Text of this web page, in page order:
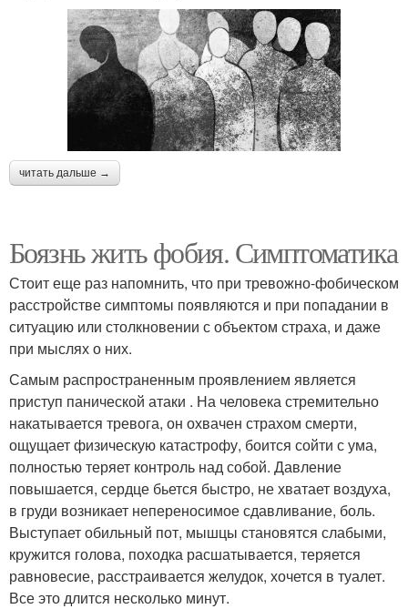
читать дальше →
Боязнь жить фобия. Симптоматика
Стоит еще раз напомнить, что при тревожно-фобическом
расстройстве симптомы появляются и при попадании в
ситуацию или столкновении с объектом страха, и даже
при мыслях о них.
Самым распространенным проявлением является
приступ панической атаки . На человека стремительно
накатывается тревога, он охвачен страхом смерти,
ощущает физическую катастрофу, боится сойти с ума,
полностью теряет контроль над собой. Давление
повышается, сердце бьется быстро, не хватает воздуха,
в груди возникает непереносимое сдавливание, боль.
Выступает обильный пот, мышцы становятся слабыми,
кружится голова, походка расшатывается, теряется
равновесие, расстраивается желудок, хочется в туалет.
Все это длится несколько минут.